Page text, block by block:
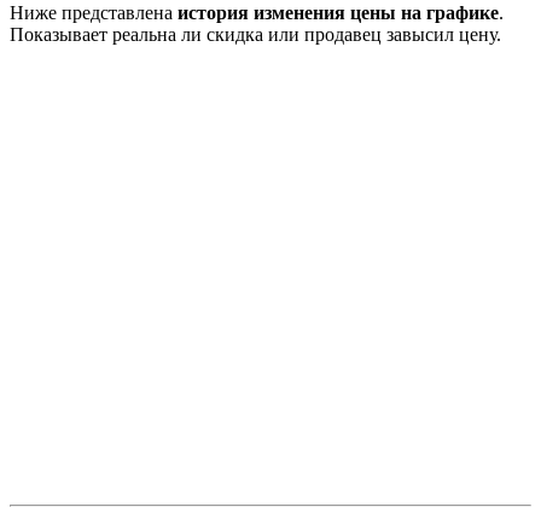
Ниже представлена история изменения цены на графике.
Показывает реальна ли скидка или продавец завысил цену.